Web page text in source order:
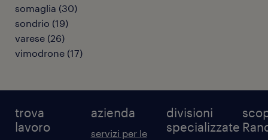
somaglia (30)
sondrio (19)
varese (26)
vimodrone (17)
trova
lavoro
azienda
servizi per le
divisioni
specializzate